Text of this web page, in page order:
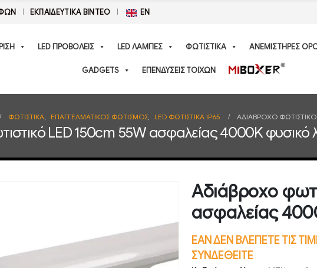
ΕΚΠΑΙΔΕΥΤΙΚΑ ΒΙΝΤΕΟ EN
LED ΠΡΟΒΟΛΕΙΣ LED ΛΑΜΠΕΣ ΦΩΤΙΣΤΙΚΑ ΑΝΕΜΙΣΤΗΡΕΣ
GADGETS ΕΠΕΝΔΥΣΕΙΣ ΤΟΙΧΩΝ
ΦΩΤΙΣΤΙΚΑ, ΕΠΑΓΓΕΛΜΑΤΙΚΟΣ ΦΩΤΙΣΜΟΣ, LED ΦΩΤΙΣΤΙΚΑ IP65 ΑΔΙΆΒΡΟΧΟ
LED 150cm 55W ασφαλείας 4000K φυσικό
Αδιάβροχο
ασφαλείας
ΕΑΝ ΔΕΝ ΒΛΕΠΕΤΕ ΤΙΣ
ΣΥΝΔΕΘΕΙΤΕ